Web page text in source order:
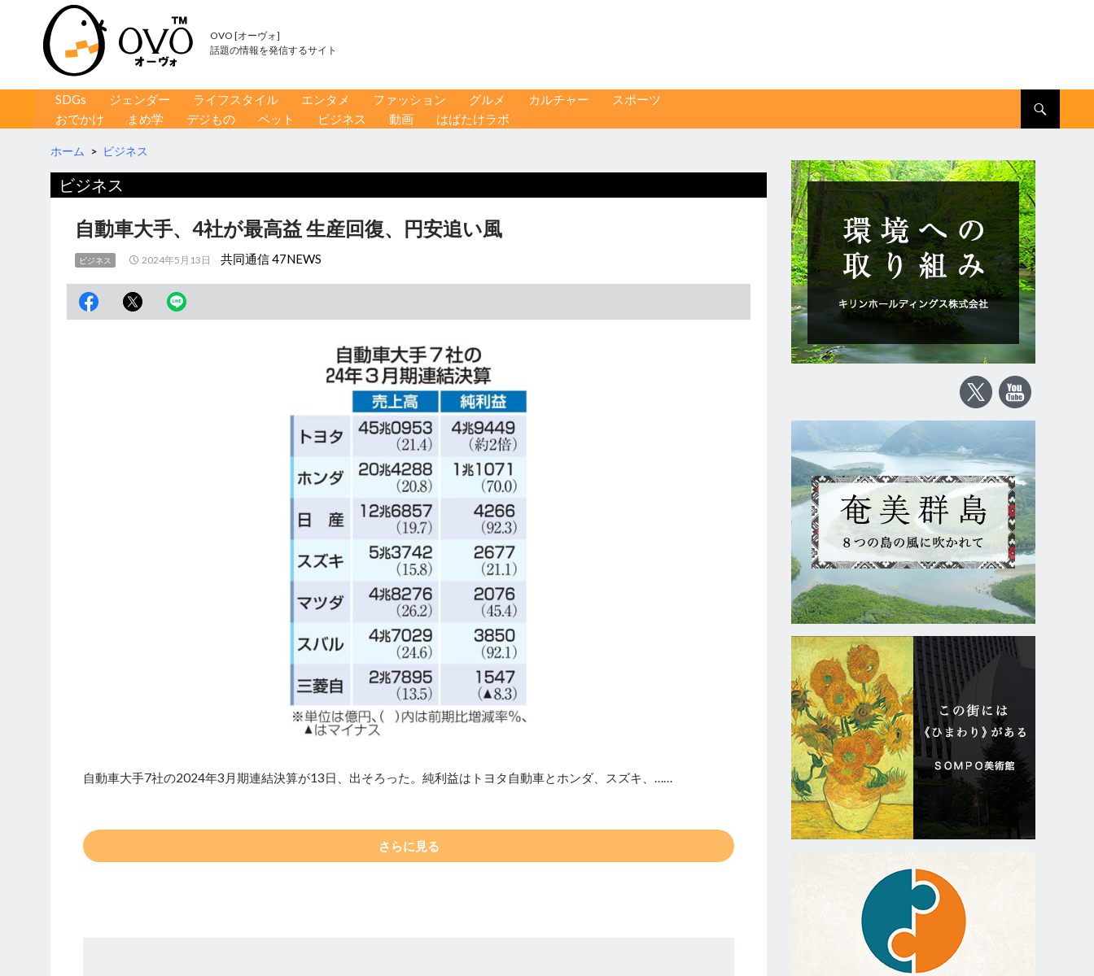
OVO [オーヴォ]
話題の情報を発信するサイト
コンテンツへ移動
SDGs ジェンダー ライフスタイル エンタメ ファッション グルメ カルチャー
スポーツ
おでかけ
まめ学 デジもの ペット ビジネス 動画 はばたけラボ
ホーム > ビジネス
ビジネス
自動車大手、4社が最高益 生産回復、円安追い風
ビジネス 2024年5月13日 共同通信 47NEWS
自動車大手7社の2024年3月期連結決算が13日、出そろった。純利益はトヨタ自動車とホンダ、スズキ、……
さらに見る